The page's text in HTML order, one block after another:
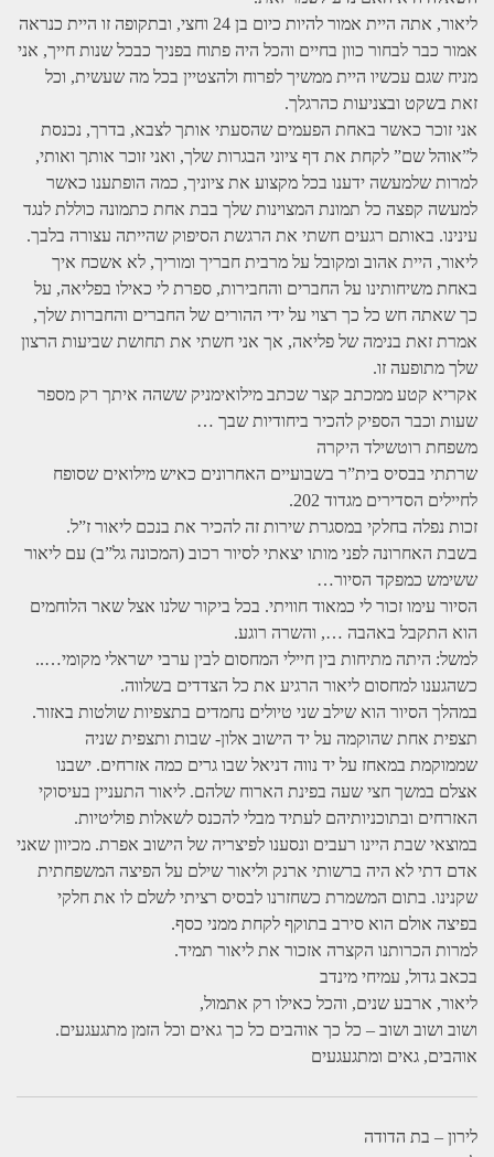
ליאור, אתה היית אמור להיות כיום בן 24 וחצי, ובתקופה זו היית כנראה
אמור כבר לבחור כוון בחיים והכל היה פתוח בפניך כבכל שנות חייך, אני
מניח שגם עכשיו היית ממשיך לפרוח ולהצטיין בכל מה שעשית, וכל
זאת בשקט ובצניעות כהרגלך.
אני זוכר כאשר באחת הפעמים שהסעתי אותך לצבא, בדרך, נכנסת
ל”אוהל שם” לקחת את דף ציוני הבגרות שלך, ואני זוכר אותך ואותי,
למרות שלמעשה ידענו בכל מקצוע את ציוניך, כמה הופתענו כאשר
למעשה קפצה כל תמונת המצוינות שלך בבת אחת כתמונה כוללת לנגד
עינינו. באותם רגעים חשתי את הרגשת הסיפוק שהייתה עצורה בלבך.
ליאור, היית אהוב ומקובל על מרבית חבריך ומוריך, לא אשכח איך
באחת משיחותינו על החברים והחבירות, ספרת לי כאילו בפליאה, על
כך שאתה חש כל כך רצוי על ידי ההורים של החברים והחברות שלך,
אמרת זאת בנימה של פליאה, אך אני חשתי את תחושת שביעות הרצון
שלך מתופעה זו.
אקריא קטע ממכתב קצר שכתב מילואימניק ששהה איתך רק מספר
שעות וכבר הספיק להכיר ביחודיות שבך …
משפחת רוטשילד היקרה
שרתתי בבסיס בית”ר בשבועיים האחרונים כאיש מילואים שסופח
לחיילים הסדירים מגדוד 202.
זכות נפלה בחלקי במסגרת שירות זה להכיר את בנכם ליאור ז”ל.
בשבת האחרונה לפני מותו יצאתי לסיור רכוב (המכונה גל”ב) עם ליאור
ששימש כמפקד הסיור…
הסיור עימו זכור לי כמאוד חוויתי. בכל ביקור שלנו אצל שאר הלוחמים
הוא התקבל באהבה …, והשרה רוגע.
למשל: היתה מתיחות בין חיילי המחסום לבין ערבי ישראלי מקומי…..
כשהגענו למחסום ליאור הרגיע את כל הצדדים בשלווה.
במהלך הסיור הוא שילב שני טיולים נחמדים בתצפיות שולטות באזור.
תצפית אחת שהוקמה על יד הישוב אלון- שבות ותצפית שניה
שממוקמת במאחז על יד נווה דניאל שבו גרים כמה אזרחים. ישבנו
אצלם במשך חצי שעה בפינת הארוח שלהם. ליאור התעניין בעיסוקי
האזרחים ובתוכניותיהם לעתיד מבלי להכנס לשאלות פוליטיות.
במוצאי שבת היינו רעבים ונסענו לפיצריה של הישוב אפרת. מכיוון שאני
אדם דתי לא היה ברשותי ארנק וליאור שילם על הפיצה המשפחתית
שקנינו. בתום המשמרת כשחזרנו לבסיס רציתי לשלם לו את חלקי
בפיצה אולם הוא סירב בתוקף לקחת ממני כסף.
למרות הכרותנו הקצרה אזכור את ליאור תמיד.
בכאב גדול, עמיחי מינדב
ליאור, ארבע שנים, והכל כאילו רק אתמול,
ושוב ושוב ושוב – כל כך אוהבים כל כך גאים וכל הזמן מתגעגעים.
אוהבים, גאים ומתגעגעים
לירון – בת הדודה